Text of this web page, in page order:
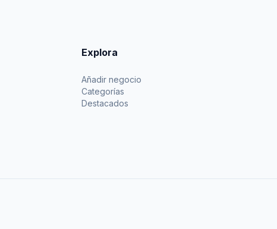
Explora
Añadir negocio
Categorías
Destacados